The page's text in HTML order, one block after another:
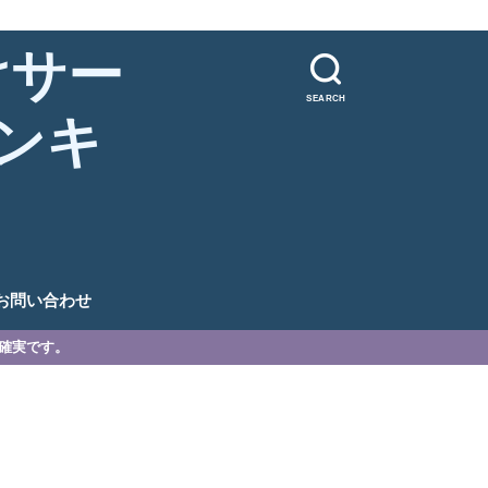
SEARCH
ー
キ
問い合わせ
実です。